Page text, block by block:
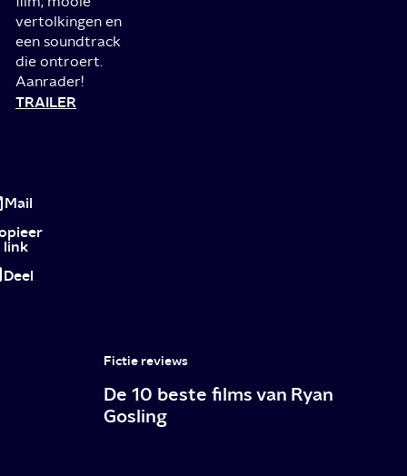
vertolkingen en
een soundtrack
die ontroert.
Aanrader!
TRAILER
en
5
mei:
de
oorlogsfilms
Mail
link
Deel
Fictie reviews
De 10 beste films van Ryan
Gosling